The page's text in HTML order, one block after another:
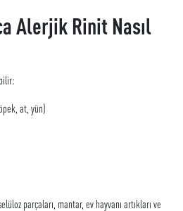
Alerjik Rinit Nasıl
at, yün)
parçaları, mantar, ev hayvanı artıkları ve